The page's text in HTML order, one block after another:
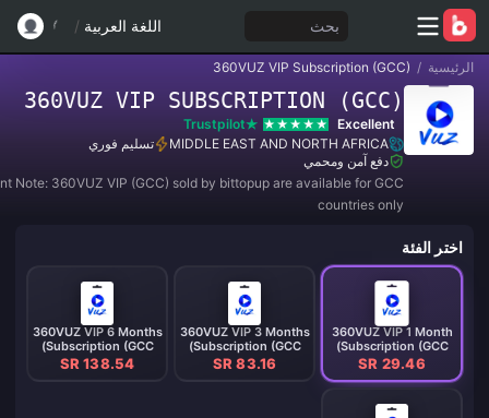
بحث اللغة العربية /
الرئيسية /
360VUZ VIP Subscription (GCC)
360VUZ VIP SUBSCRIPTION (GCC)
Excellent
Trustpilot
MIDDLE EAST AND NORTH AFRICA
تسليم فوري
دفع آمن ومحمي
Note: 360VUZ VIP (GCC) sold by bittopup are available for GCC
countries only
اختر الفئة
360VUZ VIP 1 Month
Subscription (GCC)
SR 29.46
360VUZ VIP 3 Months
Subscription (GCC)
SR 83.16
360VUZ VIP 6 Months
Subscription (GCC)
SR 138.54